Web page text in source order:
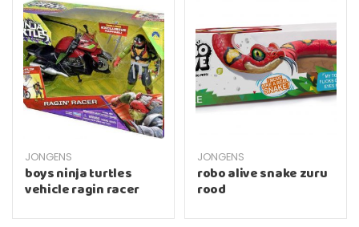
JONGENS
boys ninja turtles
vehicle ragin racer
JONGENS
robo alive snake zuru
rood